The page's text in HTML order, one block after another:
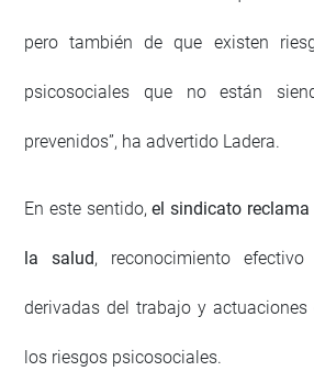
pero también de que existen
psicosociales que no están
prevenidos”, ha advertido Ladera.
En este sentido,el sindicato
la salud, reconocimiento
derivadas del trabajo y actuaciones
los riesgos psicosociales.